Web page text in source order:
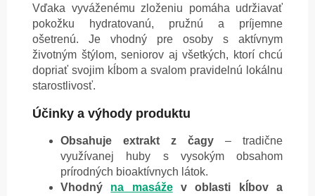
Vďaka vyváženému zloženiu pomáha udržiavať
pokožku hydratovanú, pružnú a príjemne
ošetrenú. Je vhodný pre osoby s aktívnym
životným štýlom, seniorov aj všetkých, ktorí chcú
dopriať svojim kĺbom a svalom pravidelnú lokálnu
starostlivosť.
Účinky a výhody produktu
Obsahuje extrakt z čagy – tradične
využívanej huby s vysokým obsahom
prírodných bioaktívnych látok.
Vhodný na masážev oblasti kĺbov a